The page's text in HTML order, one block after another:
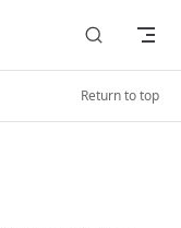
Return to top